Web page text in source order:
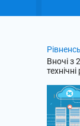
Вночі з